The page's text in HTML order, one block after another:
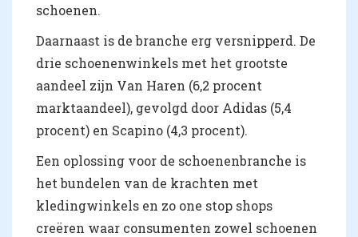
schoenen.
Daarnaast is de branche erg versnipperd. De
drie schoenenwinkels met het grootste
aandeel zijn Van Haren (6,2 procent
marktaandeel), gevolgd door Adidas (5,4
procent) en Scapino (4,3 procent).
Een oplossing voor de schoenenbranche is
het bundelen van de krachten met
kledingwinkels en zo one stop shops
creëren waar consumenten zowel schoenen